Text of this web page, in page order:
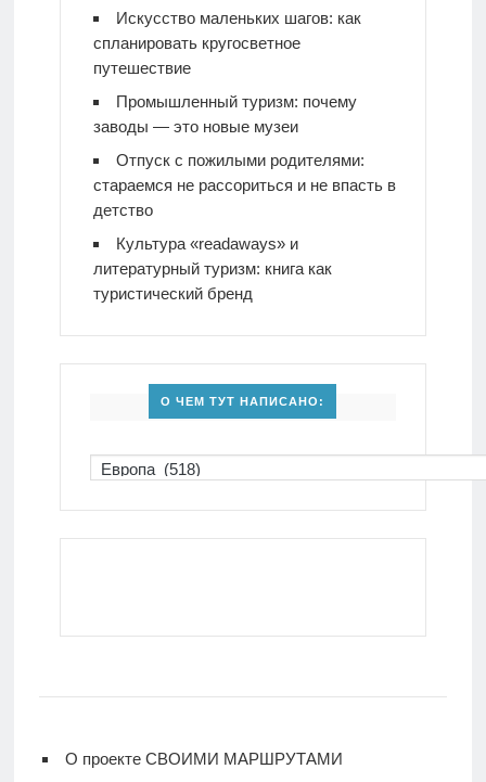
Искусство маленьких шагов: как
спланировать кругосветное
путешествие
Промышленный туризм: почему
заводы — это новые музеи
Отпуск с пожилыми родителями:
стараемся не рассориться и не впасть в
детство
Культура «readaways» и
литературный туризм: книга как
туристический бренд
О ЧЕМ ТУТ НАПИСАНО:
О проекте СВОИМИ МАРШРУТАМИ